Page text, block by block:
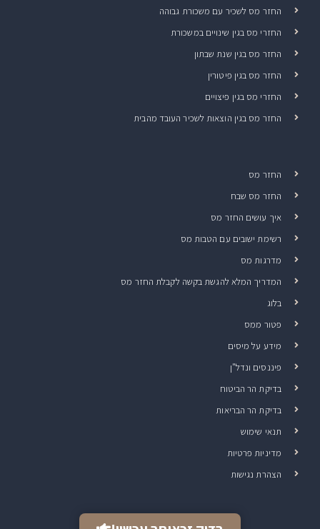
החזר מס לשכיר עם משכורת גבוהה
החזרי מס בגין שינויים במשכורת
החזר מס בגין שנת שבתון
החזר מס בגין פיטורין
החזרי מס בגין פיצויים
החזר מס בגין הוצאות לשכיר העובד מהבית
החזר מס
החזר מס שבח
איך עושים החזר מס
רשימת ישובים עם הטבות מס
מדרגות מס
המדריך המלא להגשת בקשה לקבלת החזר מס
בלוג
פטור ממס
מידע על מיסים
פיננסים ונדל"ן
בדיקת הר הביטוח
בדיקת הר הבריאות
תנאי שימוש
מדיניות פרטיות
הצהרת נגישות